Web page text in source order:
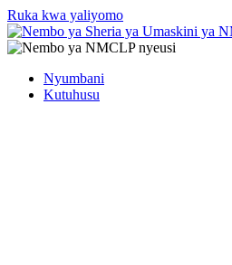
Ruka kwa yaliyomo
Nyumbani
Kutuhusu